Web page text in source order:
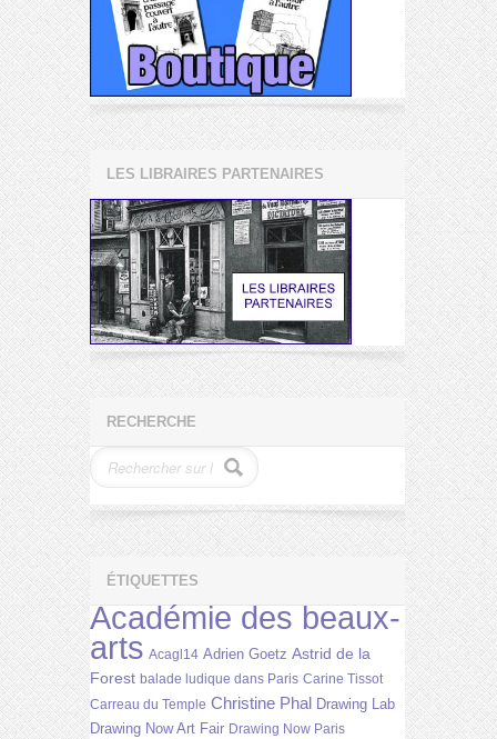
LES LIBRAIRES PARTENAIRES
RECHERCHE
ÉTIQUETTES
Académie des beaux-
arts Acagl14 Adrien Goetz Astrid de la
Forest balade ludique dans Paris Carine Tissot
Carreau du Temple Christine Phal Drawing Lab
Drawing Now Art Fair Drawing Now Paris